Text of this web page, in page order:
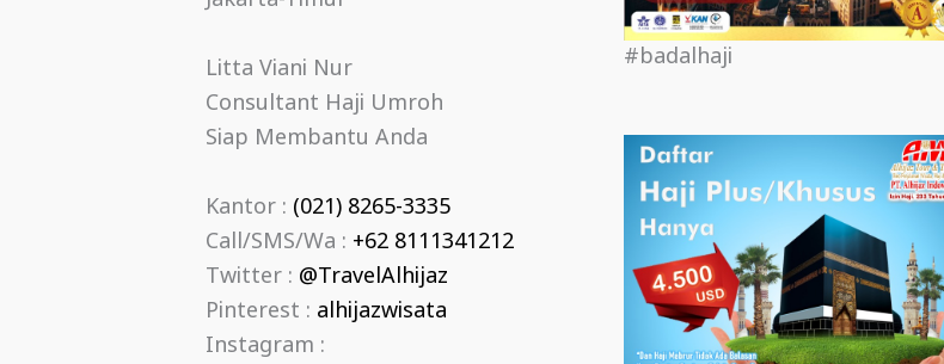
Litta Viani Nur
Consultant Haji Umroh
Siap Membantu Anda
Kantor : (021) 8265-3335
Call/SMS/Wa : +62 8111341212
Twitter : @TravelAlhijaz
Pinterest : alhijazwisata
Instagram :
#badalhaji